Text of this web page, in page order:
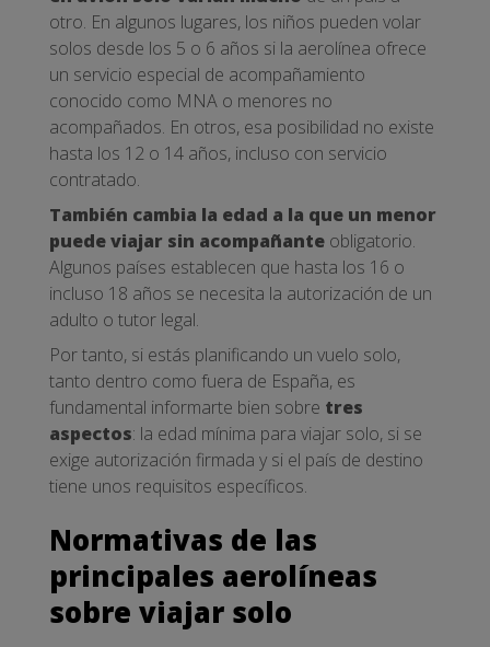
otro. En algunos lugares, los niños pueden volar
solos desde los 5 o 6 años si la aerolínea ofrece
un servicio especial de acompañamiento
conocido como MNA o menores no
acompañados. En otros, esa posibilidad no existe
hasta los 12 o 14 años, incluso con servicio
contratado.
También cambia la edad a la que un menor
puede viajar sin acompañante obligatorio.
Algunos países establecen que hasta los 16 o
incluso 18 años se necesita la autorización de un
adulto o tutor legal.
Por tanto, si estás planificando un vuelo solo,
tanto dentro como fuera de España, es
fundamental informarte bien sobre tres
aspectos: la edad mínima para viajar solo, si se
exige autorización firmada y si el país de destino
tiene unos requisitos específicos.
Normativas de las
principales aerolíneas
sobre viajar solo